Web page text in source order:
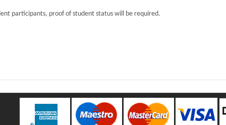
participants, proof of student status will be required.